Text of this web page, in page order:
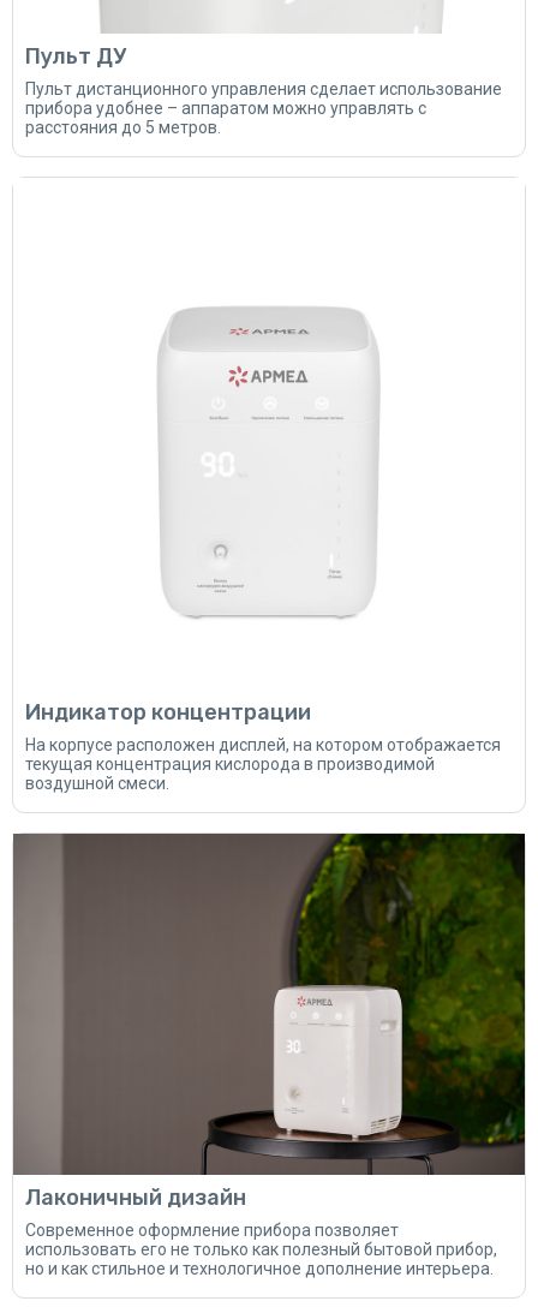
Пульт ДУ
Пульт дистанционного управления сделает использование
прибора удобнее – аппаратом можно управлять с
расстояния до 5 метров.
Индикатор концентрации
На корпусе расположен дисплей, на котором отображается
текущая концентрация кислорода в производимой
воздушной смеси.
Лаконичный дизайн
Современное оформление прибора позволяет
использовать его не только как полезный бытовой прибор,
но и как стильное и технологичное дополнение интерьера.